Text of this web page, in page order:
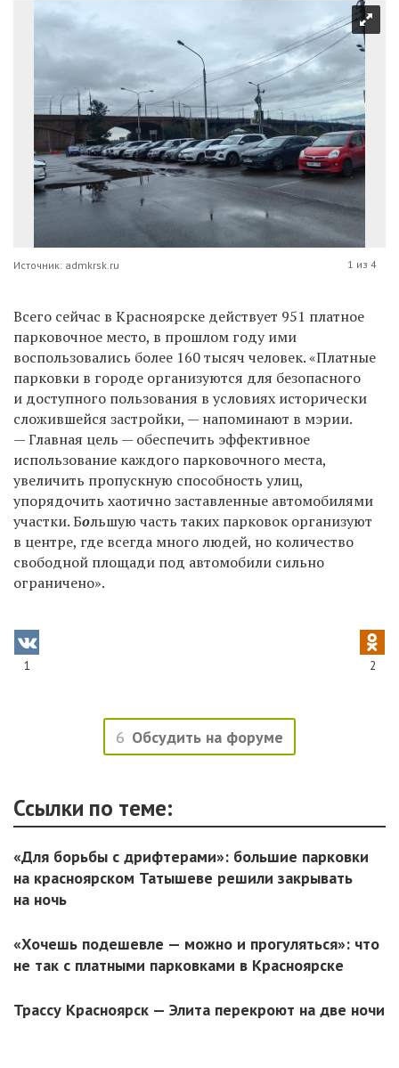
Источник: admkrsk.ru 1 из 4
Всего сейчас в Красноярске действует 951 платное
парковочное место, в прошлом году ими
воспользовались более 160 тысяч человек. «Платные
парковки в городе организуются для безопасного
и доступного пользования в условиях исторически
сложившейся застройки, — напоминают в мэрии.
— Главная цель — обеспечить эффективное
использование каждого парковочного места,
увеличить пропускную способность улиц,
упорядочить хаотично заставленные автомобилями
участки. Большую часть таких парковок организуют
в центре, где всегда много людей, но количество
свободной площади под автомобили сильно
ограничено».
1 2
6 Обсудить на форуме
Ссылки по теме:
«Для борьбы с дрифтерами»: большие парковки
на красноярском Татышеве решили закрывать
на ночь
«Хочешь подешевле — можно и прогуляться»: что
не так с платными парковками в Красноярске
Трассу Красноярск — Элита перекроют на две ночи